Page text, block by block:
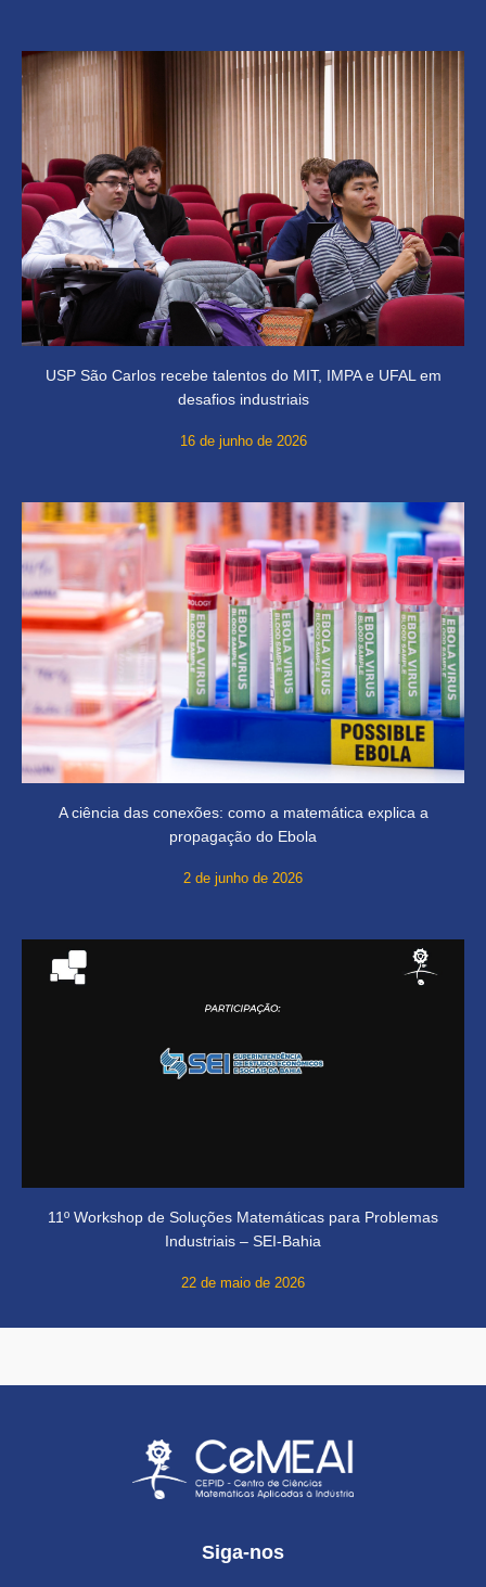
USP São Carlos recebe talentos do MIT, IMPA e UFAL em
desafios industriais
16 de junho de 2026
A ciência das conexões: como a matemática explica a
propagação do Ebola
2 de junho de 2026
11º Workshop de Soluções Matemáticas para Problemas
Industriais – SEI-Bahia
22 de maio de 2026
Siga-nos